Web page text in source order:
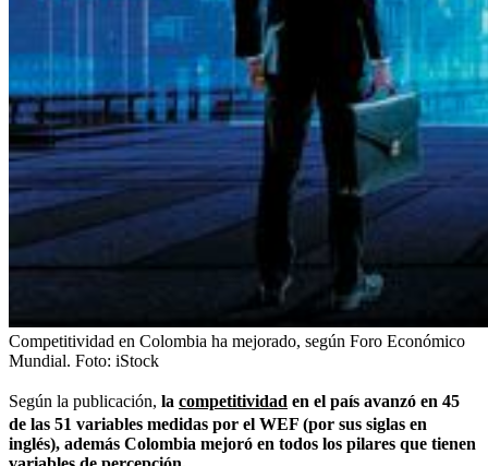
Competitividad en Colombia ha mejorado, según Foro Económico
Mundial. Foto: iStock
Según la publicación, la competitividad en el país avanzó en 45
de las 51 variables medidas por el WEF (por sus siglas en
inglés), además Colombia mejoró en todos los pilares que tienen